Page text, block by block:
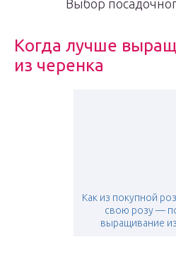
Выбор
Когда лучше
из черенка
Как из покупной
свою розу —
выращивание